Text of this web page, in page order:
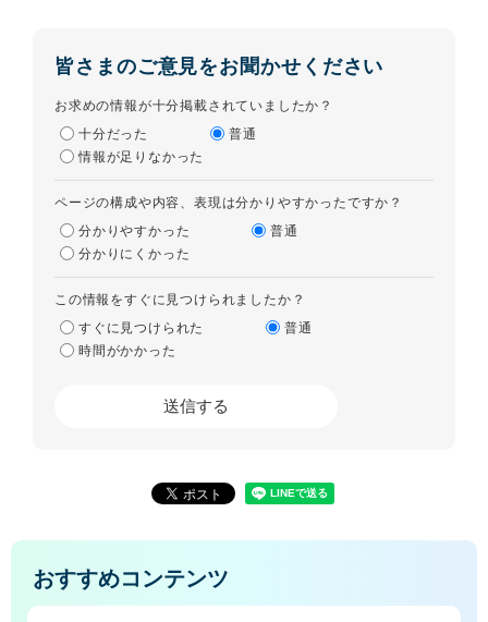
皆さまのご意見をお聞かせください
お求めの情報が十分掲載されていましたか？
十分だった
普通
情報が足りなかった
ページの構成や内容、表現は分かりやすかったですか？
分かりやすかった
普通
分かりにくかった
この情報をすぐに見つけられましたか？
すぐに見つけられた
普通
時間がかかった
おすすめコンテンツ